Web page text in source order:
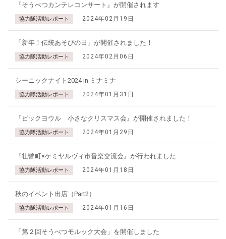
『そうべつカンテレコンサート』が開催されます
協力隊活動レポート 2024年02月19日
「新年！伝統あそびの日」が開催されました！
協力隊活動レポート 2024年02月06日
シーニックナイト2024 in ミナミナ
協力隊活動レポート 2024年01月31日
『ピックヨウル 小さなクリスマス会』が開催されました！
協力隊活動レポート 2024年01月29日
『壮瞥町×ケミヤルヴィ市音楽交流会』が行われました
協力隊活動レポート 2024年01月18日
秋のイベント出店（Part2）
協力隊活動レポート 2024年01月16日
「第２回そうべつモルック大会」を開催しました